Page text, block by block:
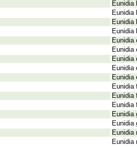
Eunidia
Eunidia
Eunidia
Eunidia
Eunidia
Eunidia
Eunidia
Eunidia
Eunidia
Eunidia
Eunidia
Eunidia
Eunidia
Eunidia
Eunidia
Eunidia